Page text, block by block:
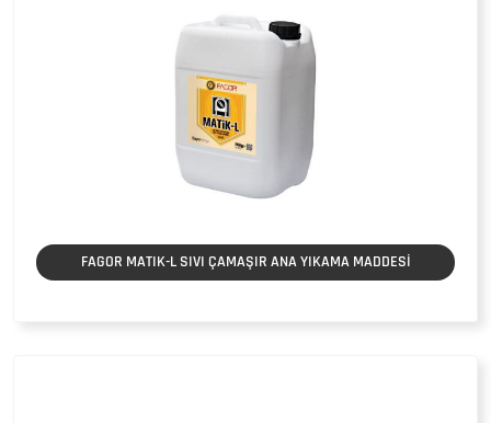
FAGOR MATIK-L SIVI ÇAMAŞIR ANA YIKAMA MADDESİ